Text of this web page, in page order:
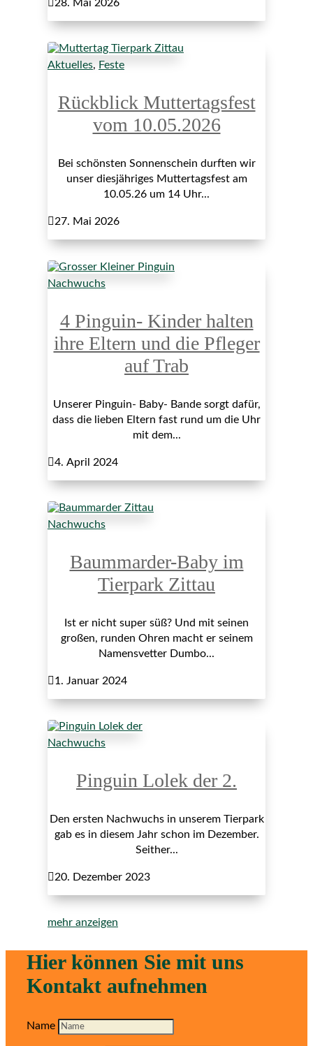
28. Mai 2026
Aktuelles, Feste
Rückblick Muttertagsfest
vom 10.05.2026
Bei schönsten Sonnenschein durften wir
unser diesjähriges Muttertagsfest am
10.05.26 um 14 Uhr...
27. Mai 2026
Nachwuchs
4 Pinguin- Kinder halten
ihre Eltern und die Pfleger
auf Trab
Unserer Pinguin- Baby- Bande sorgt dafür,
dass die lieben Eltern fast rund um die Uhr
mit dem...
4. April 2024
Nachwuchs
Baummarder-Baby im
Tierpark Zittau
Ist er nicht super süß? Und mit seinen
großen, runden Ohren macht er seinem
Namensvetter Dumbo...
1. Januar 2024
Nachwuchs
Pinguin Lolek der 2.
Den ersten Nachwuchs in unserem Tierpark
gab es in diesem Jahr schon im Dezember.
Seither...
20. Dezember 2023
mehr anzeigen
Hier können Sie mit uns
Kontakt aufnehmen
Name